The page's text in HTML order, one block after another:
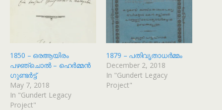
1850 – ഒരആയിരം
പഴഞ്ചൊൽ – ഹെർമ്മൻ
ഗുണ്ടർട്ട്
May 7, 2018
In "Gundert Legacy
Project"
1879 – പതിവൃതാധർമ്മം
December 2, 2018
In "Gundert Legacy
Project"